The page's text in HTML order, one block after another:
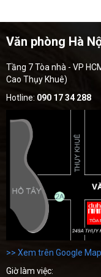
Văn phòng Hà
Tầng 7 Tòa nhà - VP
Cao Thụy Khuê)
Hotline: 090 17 34 288
>> Xem trên Google Map
Giờ làm việc: